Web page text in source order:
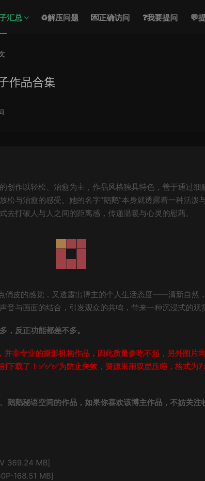
汇总 ♻解压问题 💌正确访问 ❓我要提问 💬
作品合集
的创作以轻松、治愈为主，作品风格独具特色，善于通过细
松与治愈的感受。她的名字“鹅鹅”本身就透露着一种活泼
去打破人与人之间的距离感，传递温暖与心灵的慰藉。
俏皮的感觉，又透露出博主的个人生活态度——清新自然
音与画面的结合，引发观众的共鸣，带来一种沉浸式的观
，反正功能都差不多。
并非专业的摄影机构作品，因此质量参吃不起，另外图片
下载了！✅✅✅为防止失效，资源采用双层压缩，格式为
鹅鹅秘语空间的作品，如果你喜欢该博主作品，不妨关注
369.24 MB]
168.51 MB]